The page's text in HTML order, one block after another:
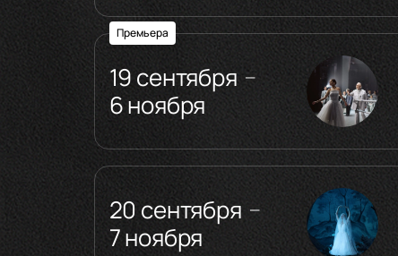
Премьера
19 сентября —
6 ноября
20 сентября —
7 ноября